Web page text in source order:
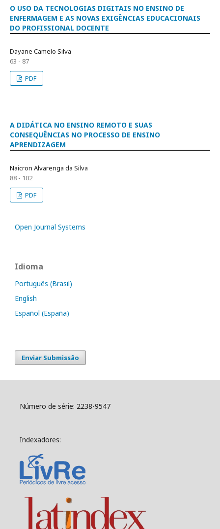
O USO DA TECNOLOGIAS DIGITAIS NO ENSINO DE
ENFERMAGEM E AS NOVAS EXIGÊNCIAS EDUCACIONAIS
DO PROFISSIONAL DOCENTE
Dayane Camelo Silva
63 - 87
PDF
A DIDÁTICA NO ENSINO REMOTO E SUAS
CONSEQUÊNCIAS NO PROCESSO DE ENSINO
APRENDIZAGEM
Naicron Alvarenga da Silva
88 - 102
PDF
Open Journal Systems
Idioma
Português (Brasil)
English
Español (España)
Enviar Submissão
Número de série: 2238-9547
Indexadores: